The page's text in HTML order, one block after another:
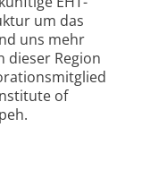
um das
uns mehr
dieser Region
of